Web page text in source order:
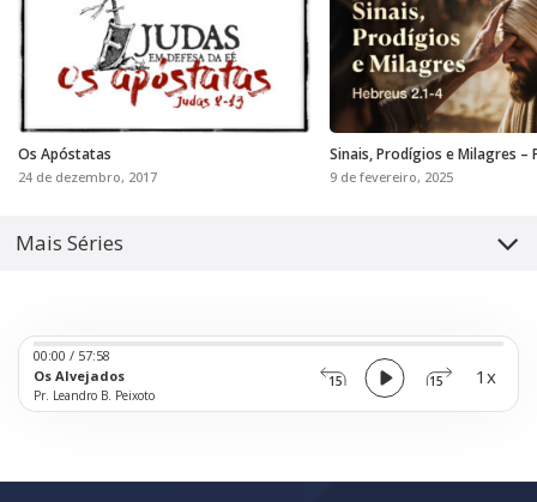
Os Apóstatas
24 de dezembro, 2017
Sinais, Prodígios e Milagres –
9 de fevereiro, 2025
Mais Séries
Os Alvejados
Pr. Leandro B. Peixoto
Audio
Player
15 15
00:00 / 57:58
1x